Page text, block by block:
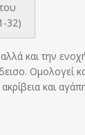
32)
και την
Ομολογεί
και